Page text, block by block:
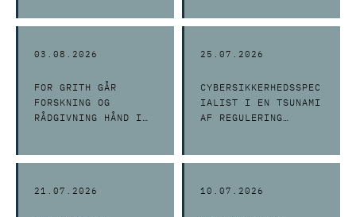
GENNEMSIGTIG?
03.08.2026
FOR GRITH GÅR
FORSKNING OG
RÅDGIVNING HÅND I
25.07.2026
CYBERSIKKERHEDSSPEC
IALIST I EN TSUNAMI
AF REGULERING
21.07.2026 10.07.2026